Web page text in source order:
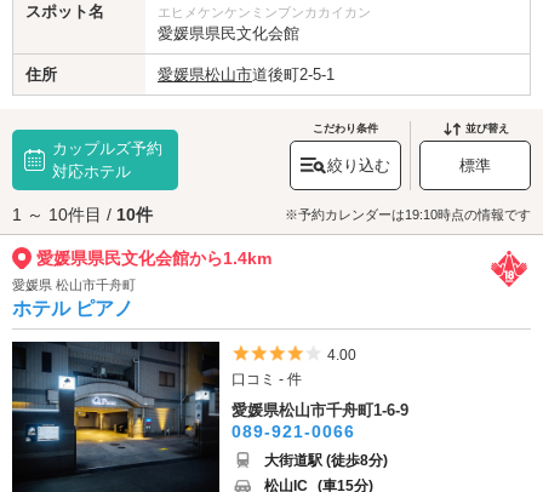
スポット名 エヒメケンケンミンブンカカイカン
愛媛県県民文化会館
住所 愛媛県松山市道後町2-5-1
カップルズ予約
対応ホテル
こだわり条件
絞り込む
並び替え
標準
1 ～ 10件目 / 10件 ※予約カレンダーは19:10時点の情報です
愛媛県県民文化会館から1.4km
愛媛県 松山市千舟町
ホテル ピアノ
5つ星のうち4
4.00
口コミ - 件
愛媛県松山市千舟町1-6-9
089-921-0066
大街道駅 (徒歩8分)
松山IC (車15分)